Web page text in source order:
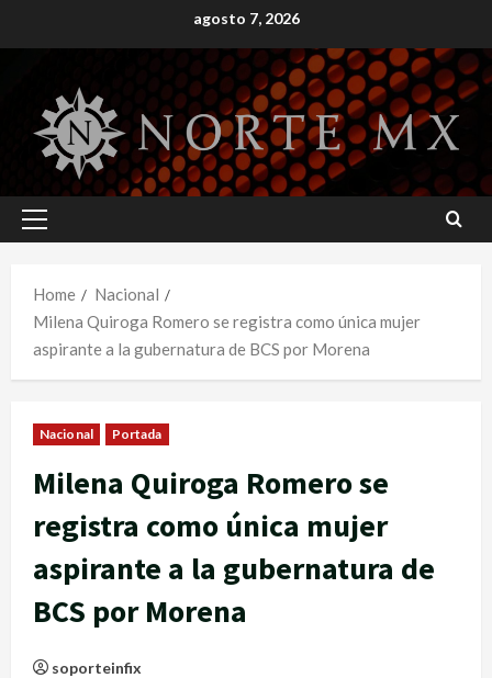
to
agosto 7, 2026
Primary
Home
Nacional
Milena Quiroga Romero se registra como única mujer
aspirante a la gubernatura de BCS por Morena
Nacional Portada
Milena Quiroga Romero se
registra como única mujer
aspirante a la gubernatura de
BCS por Morena
soporteinfix